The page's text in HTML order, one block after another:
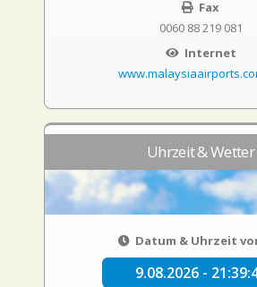
Fax
0060 88 219 081
Internet
Uhrzeit & Wetter
Datum & Uhrzeit
9.08.2026 -